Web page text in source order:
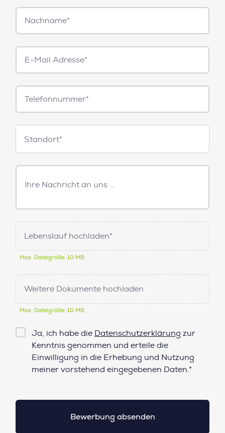
Nachname*
E-
Mail*
Telefonnummer
Standorte
Standort*
Freitext
Nachricht
Lebenslauf hochladen*
Max. Dateigröße: 10 MB.
Weitere Dokumente hochladen
Max. Dateigröße: 10 MB.
Checkbox
Datenschutz*
Ja, ich habe die Datenschutzerklärung zur
Kenntnis genommen und erteile die
Einwilligung in die Erhebung und Nutzung
meiner vorstehend eingegebenen Daten.*